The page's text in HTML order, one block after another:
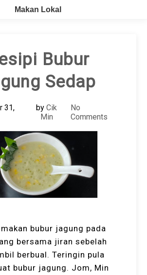
Makan Lokal
Bubur
Sedap
31,
byCik
Min
No
Comments
bubur jagung pada
bersama jiran sebelah
berbual. Teringin pula
bubur jagung. Jom, Min